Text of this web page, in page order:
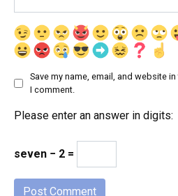
Save my name, email, and website
I comment.
Please enter an answer in digits:
seven − 2 =